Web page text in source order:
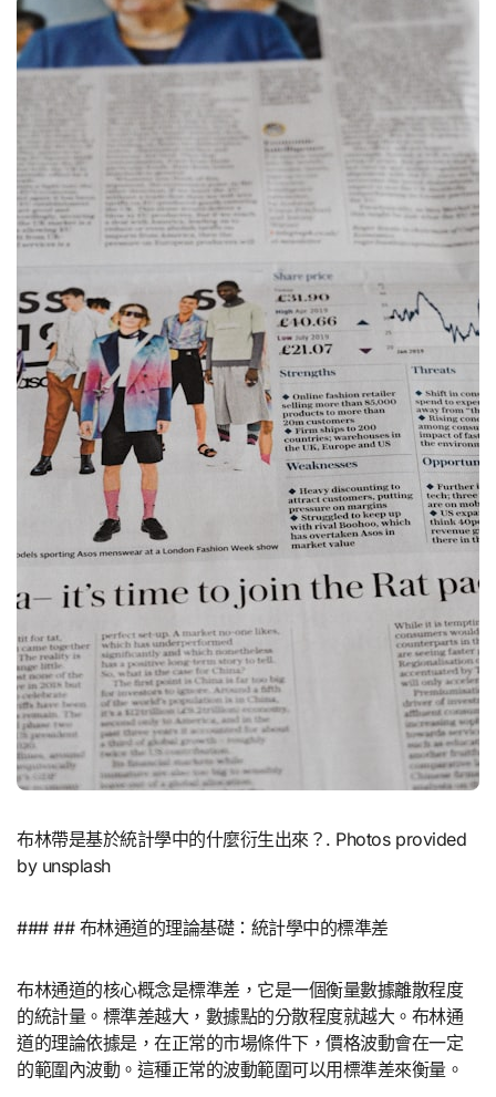
布林帶是基於統計學中的什麼衍生出來？. Photos provided
by unsplash
### ## 布林通道的理論基礎：統計學中的標準差
布林通道的核心概念是標準差，它是一個衡量數據離散程度
的統計量。標準差越大，數據點的分散程度就越大。布林通
道的理論依據是，在正常的市場條件下，價格波動會在一定
的範圍內波動。這種正常的波動範圍可以用標準差來衡量。